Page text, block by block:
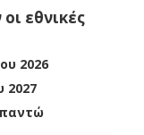
εθνικές